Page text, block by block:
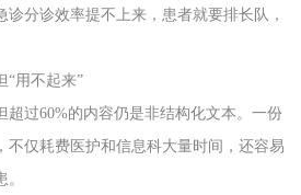
诊分诊效率提不上来，患者就要排长队，
“用不起来”
超过60%的内容仍是非结构化文本。一份
不仅耗费医护和信息科大量时间，还容易